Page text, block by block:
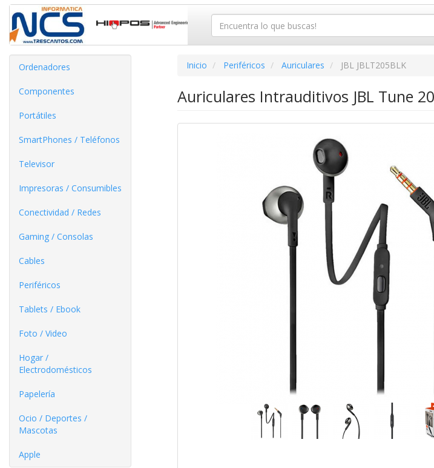
Ordenadores
Componentes
Portátiles
SmartPhones / Teléfonos
Televisor
Impresoras / Consumibles
Conectividad / Redes
Gaming / Consolas
Cables
Periféricos
Tablets / Ebook
Foto / Video
Hogar /
Electrodomésticos
Papelería
Ocio / Deportes /
Mascotas
Apple
Inicio Periféricos Auriculares JBL JBLT205BLK
Auriculares Intrauditivos JBL Tune